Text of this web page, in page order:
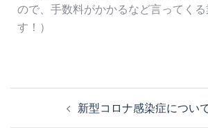
ので、手数料がかかるなど言ってく
す！）
新型コロナ感染症につい